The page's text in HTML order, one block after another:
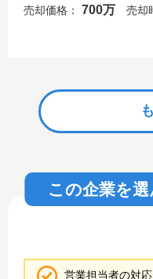
売却価格：
700万 売却
この企業を
営業担当者の対